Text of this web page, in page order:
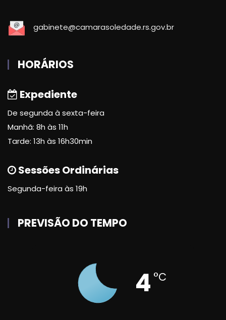
gabinete@camarasoledade.rs.gov.br
HORÁRIOS
Expediente
De segunda à sexta-feira
Manhã: 8h às 11h
Tarde: 13h às 16h30min
Sessões Ordinárias
Segunda-feira às 19h
PREVISÃO DO TEMPO
4 °C